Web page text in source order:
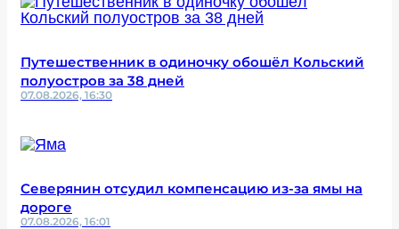
Путешественник в одиночку обошёл Кольский
полуостров за 38 дней
07.08.2026, 16:30
Северянин отсудил компенсацию из-за ямы на
дороге
07.08.2026, 16:01